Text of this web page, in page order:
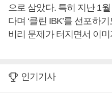
으로 삼았다. 특히 지난 1
다며 ‘클린 IBK’를 선포하
비리 문제가 터지면서 이
인기기사